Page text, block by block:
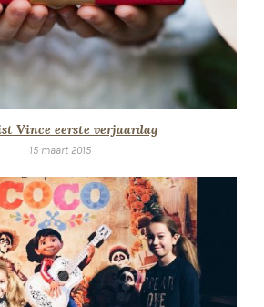
Vince eerste verjaardag
15 maart 2015